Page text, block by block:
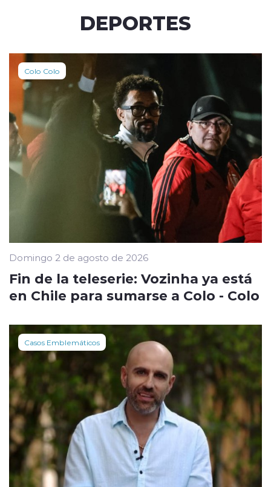
DEPORTES
Colo Colo
Domingo 2 de agosto de 2026
Fin de la teleserie: Vozinha ya está
en Chile para sumarse a Colo - Colo
Casos Emblemáticos